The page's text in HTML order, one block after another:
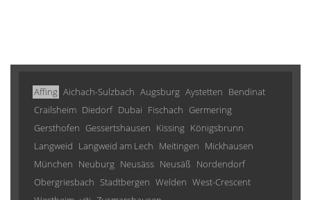
Affing Aichach-Sulzbach Augsburg Aystetten Bendinat
Crailsheim Diedorf Dubai Fischach Germering
Gersthofen Gessertshausen Kissing Königsbrunn
Langweid Langweid am Lech Meitingen Mickhausen
München Neuburg Neusäss Neusäß Nordendorf
Obergriesbach Stadtbergen Welden West-Crescent